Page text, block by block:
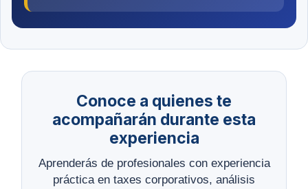
Conoce a quienes te
acompañarán durante esta
experiencia
Aprenderás de profesionales con experiencia
práctica en taxes corporativos, análisis